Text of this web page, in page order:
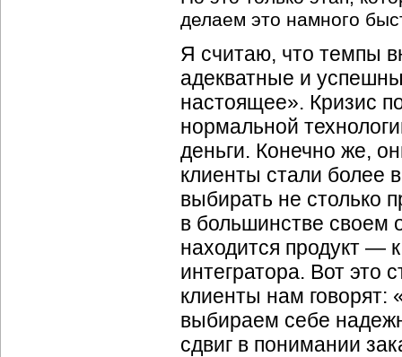
делаем это намного
Я считаю, что темпы
адекватные и
настоящее». Кризис
нормальной
деньги. Конечно же,
клиенты стали более
выбирать не столько
в большинстве своем
находится продукт —
интегратора. Вот это
клиенты нам
выбираем себе
сдвиг в понимании